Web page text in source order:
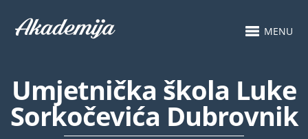
MENU
Umjetnička škola Luke
Sorkočevića Dubrovnik